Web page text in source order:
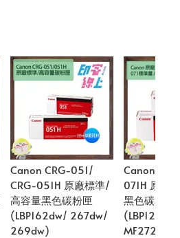
Canon CRG-051/
CRG-051H 原廠標準/
高容量黑色碳粉匣
(LBP162dw/ 267dw/
269dw)
Canon
071H 原廠
黑色碳粉匣
(LBP122dw/
MF272dw/